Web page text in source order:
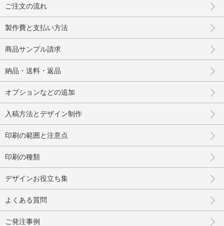
ご注文の流れ
製作費と支払い方法
商品サンプル請求
納品・送料・返品
オプションなどの追加
入稿方法とデザイン制作
印刷の範囲と注意点
印刷の種類
デザインお役立ち集
よくある質問
ご発注事例